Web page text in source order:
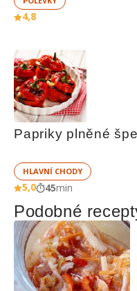
4,8
Papriky plněné
HLAVNÍ CHODY
5,0 45min
Podobné